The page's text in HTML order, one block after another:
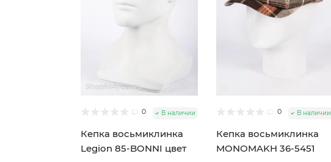
0 В наличии
Кепка восьмиклинка
Legion 85-BONNI цвет
0 В наличии
Кепка восьмиклинка
MONOMAKH 36-5451